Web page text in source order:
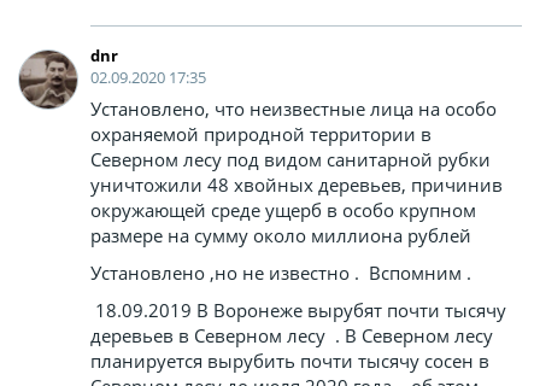
dnr
02.09.2020 17:35
Установлено, что неизвестные лица на особо
охраняемой природной территории в
Северном лесу под видом санитарной рубки
уничтожили 48 хвойных деревьев, причинив
окружающей среде ущерб в особо крупном
размере на сумму около миллиона рублей
Установлено ,но не известно . Вспомним .
18.09.2019 В Воронеже вырубят почти тысячу
деревьев в Северном лесу . В Северном лесу
планируется вырубить почти тысячу сосен в